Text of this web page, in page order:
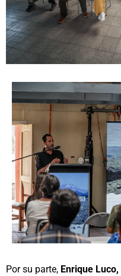
Por su parte, Enrique